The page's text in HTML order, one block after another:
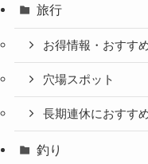
旅行
お得情報・おすす
穴場スポット
長期連休におすす
釣り